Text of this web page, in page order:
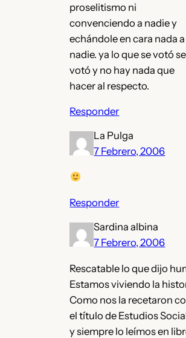
proselitismo ni
convenciendo a nadie y
echándole en cara nada a
nadie. ya lo que se votó se
votó y no hay nada que
hacer al respecto.
Responder
La Pulga
7 Febrero, 2006
Responder
Sardina albina
7 Febrero, 2006
Rescatable lo que dijo
Estamos viviendo la
Como nos la recetaron
el título de Estudios
y siempre lo leímos en